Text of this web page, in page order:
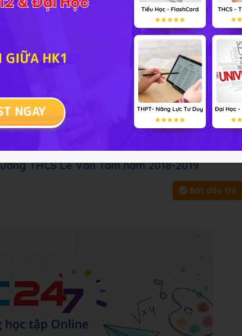
đáp án và lời giải
Chủ đề : Môn học: Công
vàoBắt đầu thi để làm toàn bài
THCS Lê Văn Tám năm 2018-2019
Bắt đầu thi